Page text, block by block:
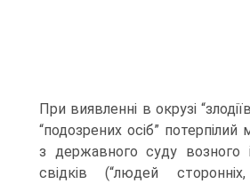
При виявленні в окрузі
“подозрених осіб”
з державного суду возного
свідків (“людей